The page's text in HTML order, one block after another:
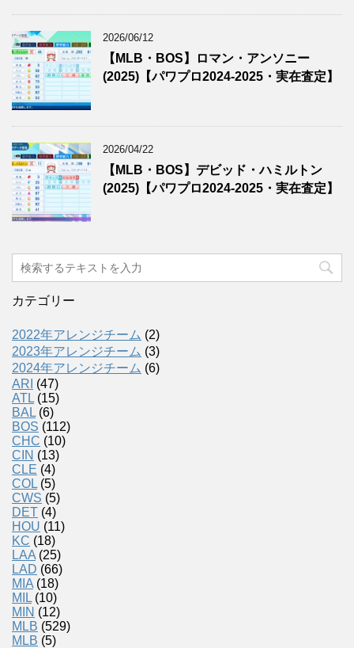
2026/06/12
【MLB・BOS】ロマン・アンソニー
(2025)【パワプロ2024-2025・実在査定】
2026/04/22
【MLB・BOS】デビッド・ハミルトン
(2025)【パワプロ2024-2025・実在査定】
カテゴリー
2022年アレンジチーム (2)
2023年アレンジチーム (3)
2024年アレンジチーム (6)
ARI (47)
ATL (15)
BAL (6)
BOS (112)
CHC (10)
CIN (13)
CLE (4)
COL (5)
CWS (5)
DET (4)
HOU (11)
KC (18)
LAA (25)
LAD (66)
MIA (18)
MIL (10)
MIN (12)
MLB (529)
MLB (5)